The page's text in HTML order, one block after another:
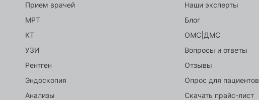
Прием врачей
МРТ
КТ
УЗИ
Рентген
Эндоскопия
Анализы
Наши эксперты
Блог
ОМС|ДМС
Вопросы и ответы
Отзывы
Опрос для пациентов
Скачать прайс-лист